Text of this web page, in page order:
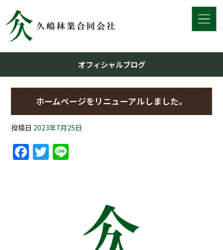
オフィシャルブログ
ホームページをリニューアルしました。
投稿日 2023年7月25日
Facebook
Twitter